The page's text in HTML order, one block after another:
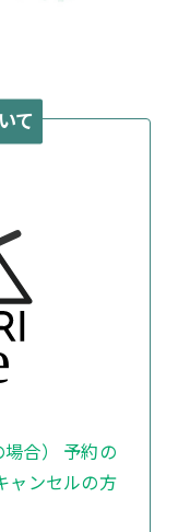
て
合） 予約の
ャンセルの方